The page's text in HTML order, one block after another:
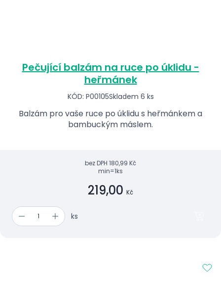
Pečující balzám na ruce po úklidu -
heřmánek
KÓD: P00105Skladem 6 ks
Balzám pro vaše ruce po úklidu s heřmánkem a
bambuckým máslem.
bez DPH 180,99 Kč
min=1ks
219,00 Kč
ks